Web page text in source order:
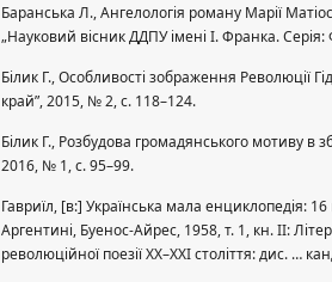
Баранська Л., Ангелологія роману Марії
„Науковий вісник ДДПУ імені І. Франка.
Білик Г., Особливості зображення Революції
край”, 2015, № 2, с. 118–124.
Білик Г., Розбудова громадянського мотиву в
2016, № 1, с. 95–99.
Гавриїл, [в:] Українська мала енциклопедія:
Аргентині, Буенос-Айрес, 1958, т. 1, кн. II:
революційної поезії ХХ–ХХІ століття: дис. …